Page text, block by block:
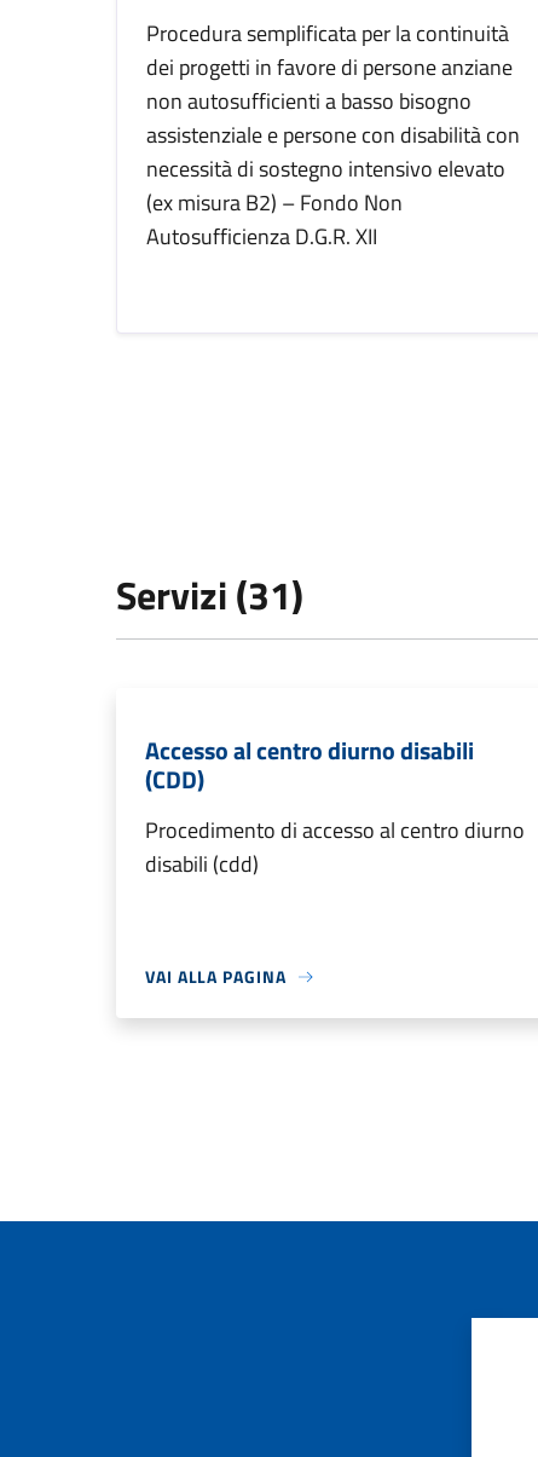
Procedura semplificata per la continuità
dei progetti in favore di persone anziane
non autosufficienti a basso bisogno
assistenziale e persone con disabilità con
necessità di sostegno intensivo elevato
(ex misura B2) – Fondo Non
Autosufficienza D.G.R. XII
Servizi (31)
Accesso al centro diurno disabili
(CDD)
Procedimento di accesso al centro diurno
disabili (cdd)
VAI ALLA PAGINA